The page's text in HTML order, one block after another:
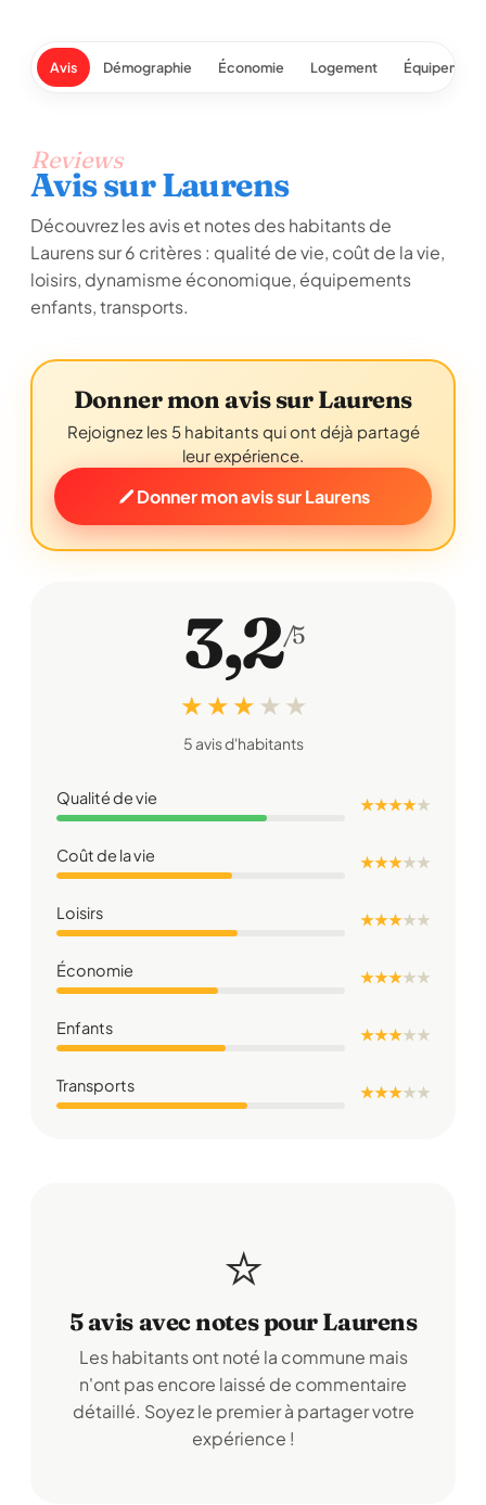
Avis Démographie Économie Logement
Reviews
Avis sur Laurens
Découvrez les avis et notes des habitants de
Laurens sur 6 critères : qualité de vie, coût de la vie,
loisirs, dynamisme économique, équipements
enfants, transports.
Donner mon avis sur Laurens
Rejoignez les 5 habitants qui ont déjà partagé
leur expérience.
Donner mon avis sur Laurens
3,2/5
★ ★ ★ ★ ★
5 avis d'habitants
Qualité de vie ★ ★ ★ ★★
Coût de la vie ★ ★ ★★★
Loisirs ★ ★ ★★★
Économie ★ ★ ★★★
Enfants ★ ★ ★★★
Transports ★ ★ ★★★
⭐
5 avis avec notes pour Laurens
Les habitants ont noté la commune mais
n'ont pas encore laissé de commentaire
détaillé. Soyez le premier à partager votre
expérience !